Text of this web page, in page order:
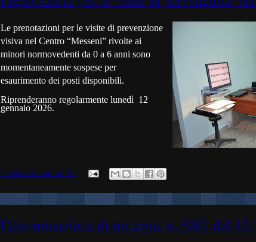
Le prenotazioni per le visite di prevenzione
visiva nel Centro “Messeni” rivolte ai
minori normovedenti da 0 a 6 anni sono
momentaneamente sospese per
esaurimento dei posti disponibili.
Riprenderanno regolarmente lunedì 12
gennaio 2026.
Nessun commento:
Determinazione di impegno n. 3201 del